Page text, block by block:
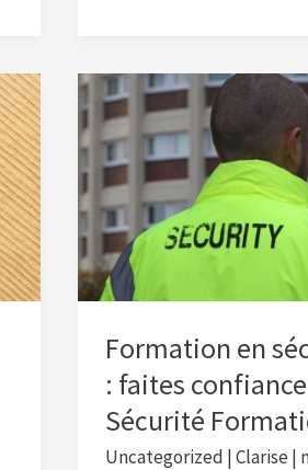
Formation en
: faites
Sécurité
Uncategorized |Clarise |
Formation
en
sécurité
à
Nice
:
faites
confiance
Direct
Sécurité
Formation
!